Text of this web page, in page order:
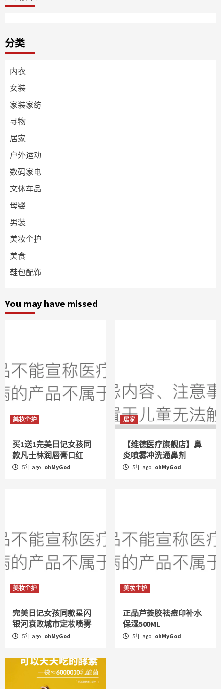
分类
内衣
女装
家装家纺
寻物
居家
户外运动
数码家电
文体车品
母婴
男装
美妆个护
美食
鞋包配饰
You may have missed
美妆个护
买1送1完美日记女孩同
款凡士林润唇膏口红
5年 ago ohMyGod
居家
【维德医疗旗舰店】鼻
炎喷雾冲洗通鼻剂
5年 ago ohMyGod
美妆个护
完美日记女孩同款星闪
银河衰败城市定妆喷雾
5年 ago ohMyGod
美妆个护
正品芦荟胶祛痘印补水
保湿500ML
5年 ago ohMyGod